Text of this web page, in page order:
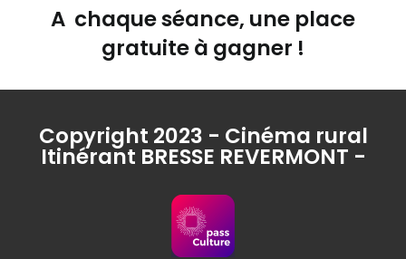
A chaque séance, une place
gratuite à gagner !
Copyright 2023 - Cinéma rural
Itinérant BRESSE REVERMONT -